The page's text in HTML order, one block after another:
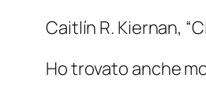
Caitlín R. Kiernan,
Ho trovato anche